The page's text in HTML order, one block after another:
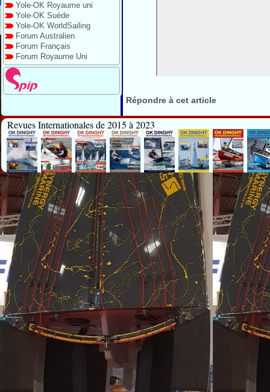
Yole-OK Royaume uni
Yole-OK Suède
Yole-OK WorldSailing
Forum Australien
Forum Français
Forum Royaume Uni
Répondre à cet article
Revues Internationales de 2015 à 2023